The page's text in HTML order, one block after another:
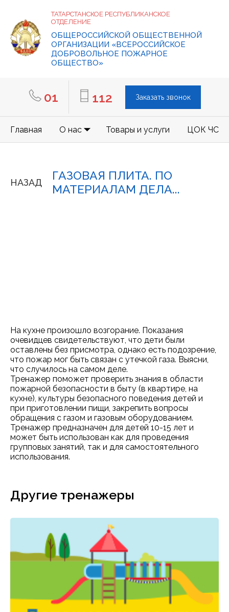
ТАТАРСТАНСКОЕ РЕСПУБЛИКАНСКОЕ
ОТДЕЛЕНИЕ
ОБЩЕРОССИЙСКОЙ ОБЩЕСТВЕННОЙ
ОРГАНИЗАЦИИ «ВСЕРОССИЙСКОЕ
ДОБРОВОЛЬНОЕ ПОЖАРНОЕ
ОБЩЕСТВО»
01 112 Заказать звонок
Главная О нас Товары и услуги ЦОК ЧС
НАЗАД
ГАЗОВАЯ ПЛИТА. ПО
МАТЕРИАЛАМ ДЕЛА...
На кухне произошло возгорание. Показания
очевидцев свидетельствуют, что дети были
оставлены без присмотра, однако есть подозрение,
что пожар мог быть связан с утечкой газа. Выясни,
что случилось на самом деле.
Тренажер поможет проверить знания в области
пожарной безопасности в быту (в квартире, на
кухне), культуры безопасного поведения детей и
при приготовлении пищи, закрепить вопросы
обращения с газом и газовым оборудованием.
Тренажер предназначен для детей 10-15 лет и
может быть использован как для проведения
групповых занятий, так и для самостоятельного
использования.
Другие тренажеры